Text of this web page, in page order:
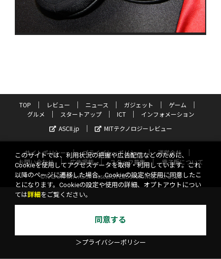
TOP レビュー ニュース ガジェット
ゲーム
グルメ
スタートアップ ICT
インフォメーション
ASCII.jp
MITテクノロジーレビュー
サイトポリシー プライバシーポリシー
運営会社
お問い合わせ
広告掲載 スタッフ募集
電子版について
©KADOKAWA ASCII Research Laboratories, Inc. 2026
このサイトでは、利用状況の把握や広告配信などのために、
Cookieを使用してアクセスデータを取得・利用しています。これ
以降のページに遷移した場合、Cookieの設定や使用に同意したこ
とになります。Cookieの設定や使用の詳細、オプトアウトについ
ては詳細 をご覧ください。
同意する
＞プライバシーポリシー